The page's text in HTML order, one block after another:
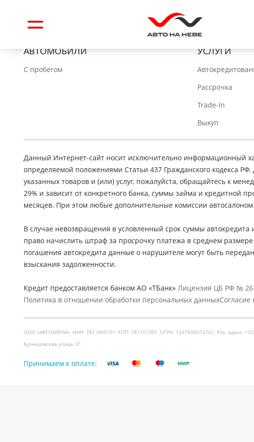
АВТОМОБИЛИ
C пробегом
УСЛУГИ
Рассрочка
Trade-In
Выкуп
Данный Интернет-сайт носит исключительно информационный
определяемой положениями Статьи 437 Гражданского кодекса
указанных товаров и (или) услуг, пожалуйста, обращайтесь к
29% и зависит от конкретного банка, суммы займа и
месяцев. При этом любые дополнительные комиссии
В случае невозвращения в условленный срок суммы
право начислить штраф за просрочку платежа в среднем
погашения автокредита данные о нарушителе могут быть
взыскания задолженности.
Кредит предоставляется банком АО «ТБанк» Лицензия ЦБ РФ №
Политика в отношении обработки персональных данных
ООО «АВТОАРЕНА», ИНН: 7811800191, КПП: 781101001, ОГРН: 1247800072761, Юр. адрес:
Кузнецовская улица, 31
Принимаем к оплате: